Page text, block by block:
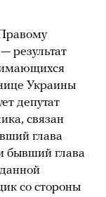
результат
Украины
депутат
связан
глава
бывший глава
со стороны